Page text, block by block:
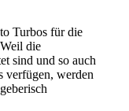
Turbos für die
die
sind und so auch
verfügen, werden